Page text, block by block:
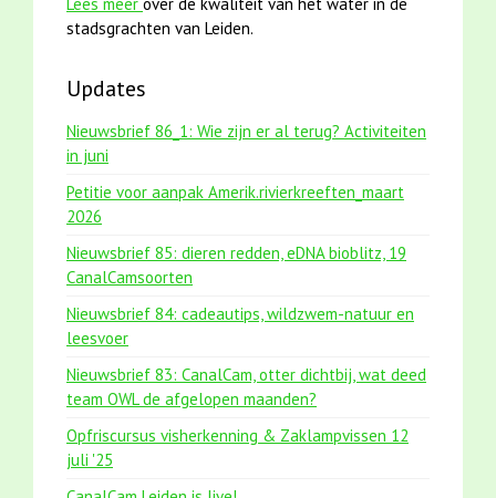
stadsgrachten van Leiden.
Updates
Nieuwsbrief 86_1: Wie zijn er al terug? Activiteiten
in juni
Petitie voor aanpak Amerik.rivierkreeften_maart
2026
Nieuwsbrief 85: dieren redden, eDNA bioblitz, 19
CanalCamsoorten
Nieuwsbrief 84: cadeautips, wildzwem-natuur en
leesvoer
Nieuwsbrief 83: CanalCam, otter dichtbij, wat deed
team OWL de afgelopen maanden?
Opfriscursus visherkenning & Zaklampvissen 12
juli '25